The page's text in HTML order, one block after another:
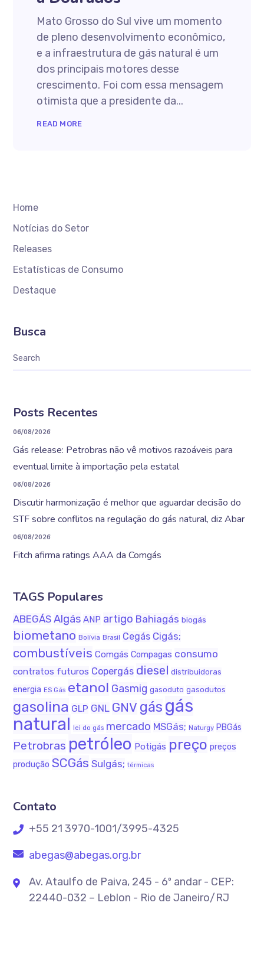
Mato Grosso do Sul vive um momento
de pleno desenvolvimento econômico,
e a infraestrutura de gás natural é um
dos principais motores desse
crescimento. Foi com essa mensagem
otimista que a presidente da...
READ MORE
Home
Notícias do Setor
Releases
Estatísticas de Consumo
Destaque
Busca
Posts Recentes
06/08/2026
Gás release: Petrobras não vê motivos razoáveis para
eventual limite à importação pela estatal
06/08/2026
Discutir harmonização é melhor que aguardar decisão do
STF sobre conflitos na regulação do gás natural, diz Abar
06/08/2026
Fitch afirma ratings AAA da Comgás
TAGS Populares
ABEGÁS Algás ANP artigo Bahiagás biogás
biometano Bolívia Brasil Cegás Cigás;
combustíveis Comgás Compagas consumo
contratos futuros Copergás diesel distribuidoras
energia ES Gás etanol Gasmig gasoduto gasodutos
gasolina GLP GNL GNV gás gás
natural lei do gás mercado MSGás; Naturgy PBGás
Petrobras petróleo Potigás preço preços
produção SCGás Sulgás; térmicas
Contato
+55 21 3970-1001/3995-4325
abegas@abegas.org.br
Av. Ataulfo de Paiva, 245 - 6º andar - CEP:
22440-032 – Leblon - Rio de Janeiro/RJ